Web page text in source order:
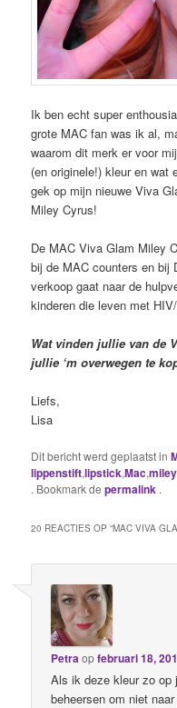
Ik ben echt super
grote MAC fan was ik al,
waarom dit merk er voor
(en originele!) kleur en wat
gek op mijn nieuwe Viva
Miley Cyrus!
De MAC Viva Glam Miley
bij de MAC counters en bij
verkoop gaat naar de
kinderen die leven met
Wat vinden jullie van de
jullie ‘m overwegen te
Liefs,
Lisa
Dit bericht werd geplaatst in
lippenstift,lipstick,Mac,
. Bookmark depermalink .
20 REACTIES OP “MAC VIVA
Petra opfebruari 18,
Als ik deze kleur zo op
beheersen om niet